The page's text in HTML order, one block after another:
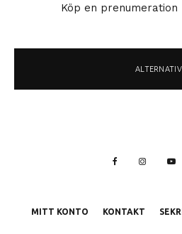
Köp en
ALTERNATIV
MITT KONTO KONTAKT